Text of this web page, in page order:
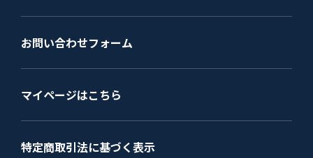
お問い合わせフォーム
マイページはこちら
特定商取引法に基づく表示